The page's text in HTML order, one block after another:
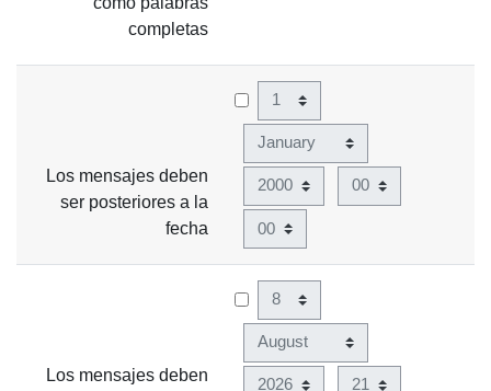
completas
Los mensajes deben
ser posteriores a la
fecha
Día
Mes
Año Hora
Minuto
Los mensajes deben
Día
Mes
Año Hora